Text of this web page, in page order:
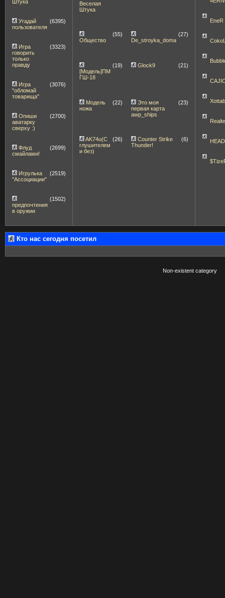
Штука
Угадай
пользователя
(6395)
Игра
говорить
только
правду
(3323)
Игра
"обломай
товарища"
(3076)
Опиши
аватарку
сверху :)
(2700)
Флуд
смайлами!
(2699)
Игрулька
"Ассоциации"
(2519)
предпочтения
в оружии
(1502)
Веселая
Штука
Общество
(55)
De_stroyka_doma
(27)
[Модель]ПМ
ГШ-18
(19) Glock9 (21)
Модель
ножа
(22)
Это моя
первая карта
awp_ships
(23)
AK74u(С
глушителем
и без)
(26)
Counter Strike
Thunder!
(6)
EneR
Кто нас сегодня посетил
Non-existent category